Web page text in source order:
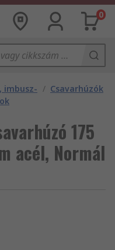
0
imbusz- / Csavarhúzók
175
acél, Normál